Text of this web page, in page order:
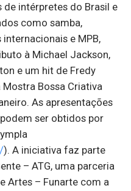
de intérpretes do Brasil e
como samba,
e MPB,
à Michael Jackson,
e um hit de Fredy
Bossa Criativa
As apresentações
ser obtidos por
). A iniciativa faz parte
– ATG, uma parceria
Artes – Funarte com a